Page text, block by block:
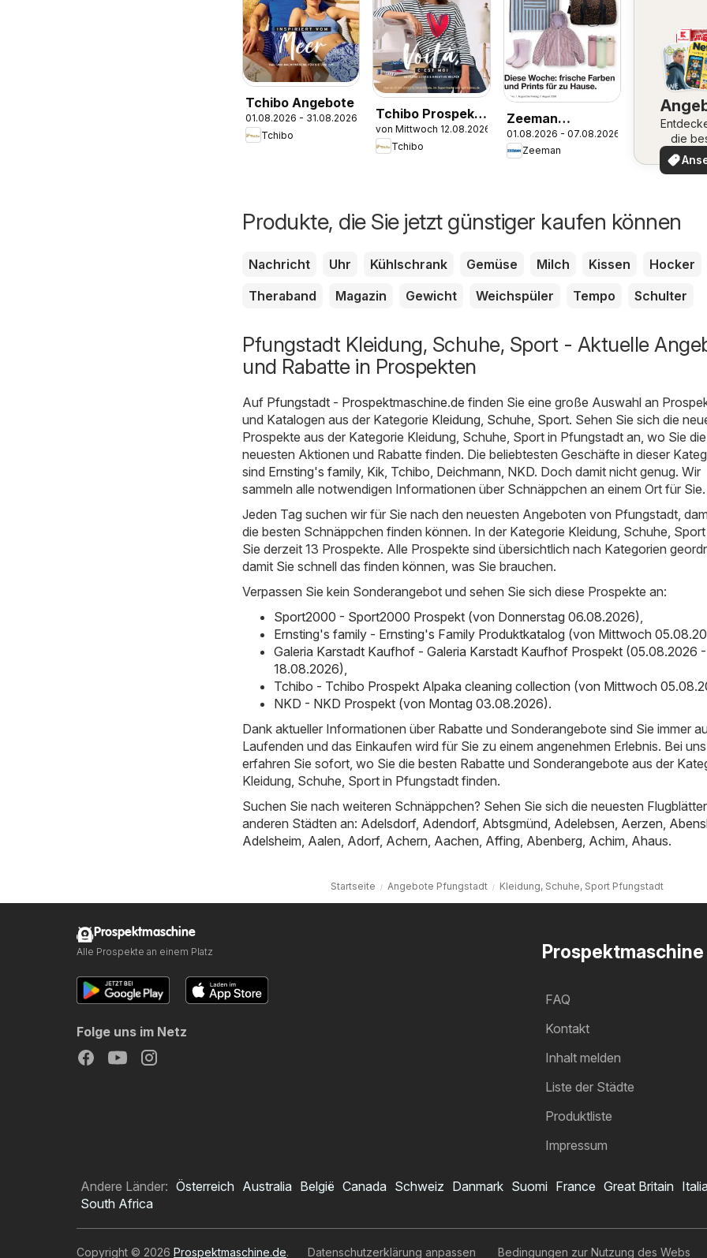
Tchibo Angebote
01.08.2026 - 31.08.2026
Tchibo
Tchibo Prospekt
Zeitlose Looks &
Kreative Helfer
von Mittwoch 12.08.2026
Tchibo
Zeeman
Aktueller
Prospekt
01.08.2026 - 07.08.2026
Zeeman
die
Produkte, die Sie jetzt günstiger kaufen können
Nachricht Uhr Kühlschrank Gemüse Milch Kissen
Hocker
Theraband
Magazin Gewicht Weichspüler Tempo Schulter
Pfungstadt Kleidung, Schuhe, Sport - Aktuelle
und Rabatte in Prospekten
Auf Pfungstadt - Prospektmaschine.de finden Sie eine große Auswahl an
und Katalogen aus der Kategorie Kleidung, Schuhe, Sport. Sehen Sie sich die
Prospekte aus der Kategorie Kleidung, Schuhe, Sport in Pfungstadt an, wo Sie die
neuesten Aktionen und Rabatte finden. Die beliebtesten Geschäfte in dieser
sind Ernsting's family, Kik Tchibo Deichmann NKD. Doch damit nicht genug. Wir
sammeln alle notwendigen Informationen über Schnäppchen an einem Ort für Sie.
Jeden Tag suchen wir für Sie nach den neuesten Angeboten von Pfungstadt,
die besten Schnäppchen finden können. In der Kategorie Kleidung, Schuhe,
Sie derzeit 13 Prospekte. Alle Prospekte sind übersichtlich nach Kategorien
damit Sie schnell das finden können, was Sie brauchen.
Verpassen Sie kein Sonderangebot und sehen Sie sich diese Prospekte an:
Sport2000 - Sport2000 Prospekt (von Donnerstag 06.08.2026)
Ernsting's family - Ernsting's Family Produktkatalog (von Mittwoch
Galeria Karstadt Kaufhof - Galeria Karstadt Kaufhof Prospekt (05.08.2026 -
18.08.2026)
Tchibo - Tchibo Prospekt Alpaka cleaning collection (von Mittwoch
NKD - NKD Prospekt (von Montag 03.08.2026).
Dank aktueller Informationen über Rabatte und Sonderangebote sind Sie immer
Laufenden und das Einkaufen wird für Sie zu einem angenehmen Erlebnis. Bei uns
erfahren Sie sofort, wo Sie die besten Rabatte und Sonderangebote aus der
Kleidung, Schuhe, Sport in Pfungstadt finden.
Suchen Sie nach weiteren Schnäppchen? Sehen Sie sich die neuesten
anderen Städten an: Adelsdorf, Adendorf, Abtsgmünd Adelebsen Aerzen
Adelsheim Aalen Adorf, Achern Aachen Affing Abenberg Achim Ahaus.
Startseite Angebote Pfungstadt Kleidung, Schuhe, Sport Pfungstadt
Prospektmaschine
FAQ
Kontakt
Inhalt melden
Liste der Städte
Produktliste
Impressum
Prospektmaschine
Alle Prospekte an einem Platz
Folge uns im Netz
Andere Länder: Österreich Australia België Canada Schweiz Danmark Suomi France Great Britain
South Africa
Copyright © 2026 Prospektmaschine.de. Datenschutzerklärung anpassen Bedingungen zur Nutzung des Webs